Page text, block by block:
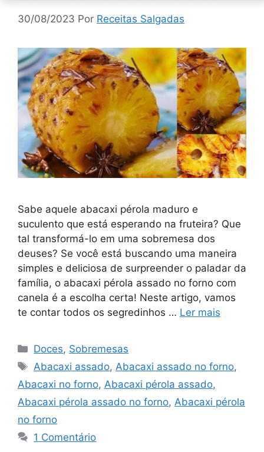
30/08/2023 Por Receitas Salgadas
Sabe aquele abacaxi pérola maduro e
suculento que está esperando na fruteira? Que
tal transformá-lo em uma sobremesa dos
deuses? Se você está buscando uma maneira
simples e deliciosa de surpreender o paladar da
família, o abacaxi pérola assado no forno com
canela é a escolha certa! Neste artigo, vamos
te contar todos os segredinhos … Ler mais
Categorias
Doces, Sobremesas
Tags
Abacaxi assado,Abacaxi assado no forno,
Abacaxi no forno, Abacaxi pérola assado,
Abacaxi pérola assado no forno, Abacaxi pérola
no forno
1 Comentário